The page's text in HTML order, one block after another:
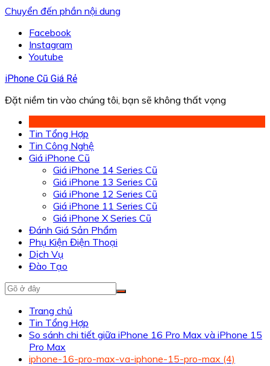
Chuyển đến phần nội dung
Facebook
Instagram
Youtube
iPhone Cũ Giá Rẻ
Đặt niềm tin vào chúng tôi, bạn sẽ không thất vọng
Tin Tổng Hợp
Tin Công Nghệ
Giá iPhone Cũ
Giá iPhone 14 Series Cũ
Giá iPhone 13 Series Cũ
Giá iPhone 12 Series Cũ
Giá iPhone 11 Series Cũ
Giá iPhone X Series Cũ
Đánh Giá Sản Phẩm
Phụ Kiện Điện Thoại
Dịch Vụ
Đào Tạo
Trang chủ
Tin Tổng Hợp
So sánh chi tiết giữa iPhone 16 Pro Max và iPhone 15
Pro Max
iphone-16-pro-max-va-iphone-15-pro-max (4)